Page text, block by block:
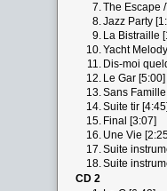
7.The Escape
8.Jazz Party
9. La Bistraille
10.Yacht
11. Dis-moi
12. Le Gar [5:00]
13.Sans
14.Suite tir [4:45]
15. Final [3:07]
16. Une Vie
17.Suite
18.Suite
CD 2